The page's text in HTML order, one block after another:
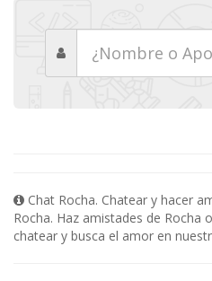
Chat Rocha. Chatear y hacer
Rocha. Haz amistades de Rocha
chatear y busca el amor en